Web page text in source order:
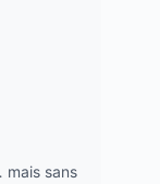
mais sans